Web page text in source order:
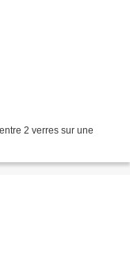
2 verres sur une